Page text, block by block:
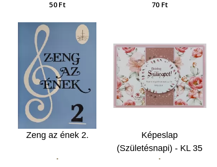
50 Ft 70 Ft
Zeng az ének 2.
-
Képeslap
(Születésnapi) - KL 35
Szeret téged Istened…
-